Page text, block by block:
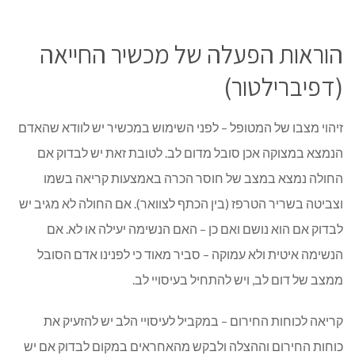
הוראות הפעלה של מכשיר החייאה
(דפיברילטור)
זיהוי מצבו של המטופל – לפני השימוש במכשיר יש לוודא שהאדם
הנמצא במצוקה אכן סובל מדום לב. לטובת זאת יש לבדוק אם
החולה נמצא במצב של חוסר הכרה באמצעות קריאה בשמו
וצביטה בשריר הטרפז (בין הכתף לצוואר). אם החולה לא מגיב יש
לבדוק אם הוא נושם ואם כן – האם הנשימה יעילה או לא. אם
הנשימה איטית ולא עמוקה – סביר מאוד כי לפנינו אדם הסובל
ממצב של דום לב, ויש להתחיל בעיסויי לב.
קריאה לכוחות החירום – במקביל לעיסויי הלב יש להזעיק את
כוחות החירום וההצלה ולבקש מהאחראים במקום לבדוק אם יש